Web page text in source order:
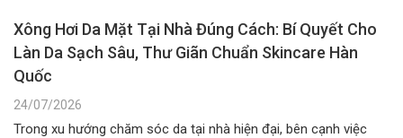
Xông Hơi Da Mặt Tại Nhà Đúng Cách: Bí Quyết Cho
Làn Da Sạch Sâu, Thư Giãn Chuẩn Skincare Hàn
Quốc
24/07/2026
Trong xu hướng chăm sóc da tại nhà hiện đại, bên cạnh việc